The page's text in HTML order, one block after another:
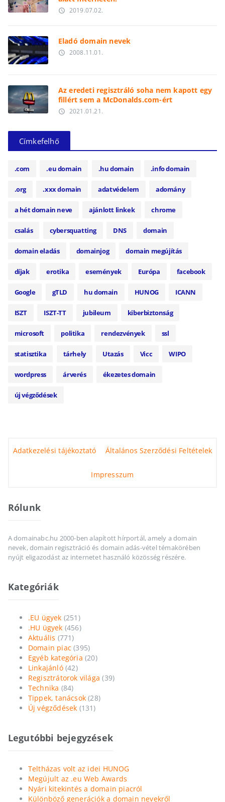
access_time 2019.07.02.
Eladó domain nevek
access_time 2008.11.01.
Az eredeti regisztráló soha nem kapott egy
fillért sem a McDonalds.com-ért
access_time 2021.01.21.
Címkefelhő
.com .eu domain .hu domain .info domain
.org .xxx domain adatvédelem adomány
a hét domain neve ajánlott linkek chrome
csalás cybersquatting DNS domain
domain eladás domainjog domain megújítás
díjak erotika események Európa facebook
Google gTLD hu domain HUNOG ICANN
ISZT ISZT-TT jubileum kiberbiztonság
microsoft politika rendezvények ssl
statisztika tárhely Utazás Vicc WIPO
wordpress árverés ékezetes domain
új végződések
Adatkezelési tájékoztató Általános Szerződési Feltételek
Impresszum
Rólunk
A domainabc.hu 2000-ben alapított hírportál, amely a domain
nevek, domain regisztráció és domain adás-vétel témakörében
nyújt eligazodást az internetet használó közösség részére.
Kategóriák
.EU ügyek (251)
.HU ügyek (456)
Aktuális (771)
Domain piac (395)
Egyéb kategória (20)
Linkajánló(42)
Regisztrátorok világa (39)
Technika (84)
Tippek, tanácsok (28)
Új végződések (131)
Legutóbbi bejegyzések
Teltházas volt az idei HUNOG
Megújult az .eu Web Awards
Nyári kitekintés a domain piacról
Különböző generációk a domain nevekről